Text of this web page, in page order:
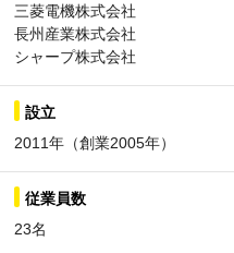
三菱電機株式会社
長州産業株式会社
シャープ株式会社
設立
2011年（創業2005年）
従業員数
23名